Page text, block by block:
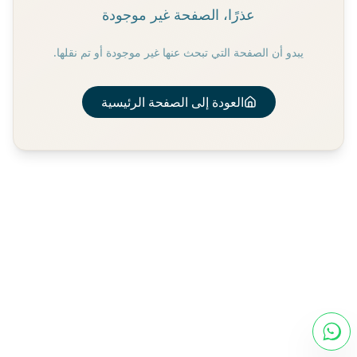
عذرًا، الصفحة غير موجودة
يبدو أن الصفحة التي تبحث عنها غير موجودة أو تم نقلها.
العودة إلى الصفحة الرئيسية